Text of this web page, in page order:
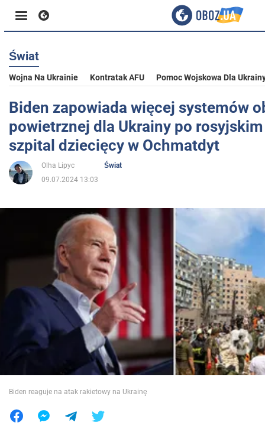
Biznes
Sport
Rozrywka
Życie
Społeczeństwo
Wojna na Ukrainie
Świat
Świat
Wojna Na Ukrainie Kontratak AFU Pomoc Wojskowa Dla
Biden zapowiada więcej systemów
powietrznej dla Ukrainy po
szpital dziecięcy w Ochmatdyt
Olha Lipyc
Świat
09.07.2024 13:03
Biden reaguje na atak rakietowy na Ukrainę